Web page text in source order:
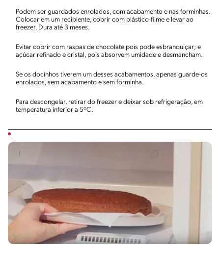
Podem ser guardados enrolados, com acabamento e nas forminhas.
Colocar em um recipiente, cobrir com plástico-filme e levar ao
freezer. Dura até 3 meses.
Evitar cobrir com raspas de chocolate pois pode esbranquiçar; e
açúcar refinado e cristal, pois absorvem umidade e desmancham.
Se os docinhos tiverem um desses acabamentos, apenas guarde-os
enrolados, sem acabamento e sem forminha.
Para descongelar, retirar do freezer e deixar sob refrigeração, em
temperatura inferior a 5ºC.